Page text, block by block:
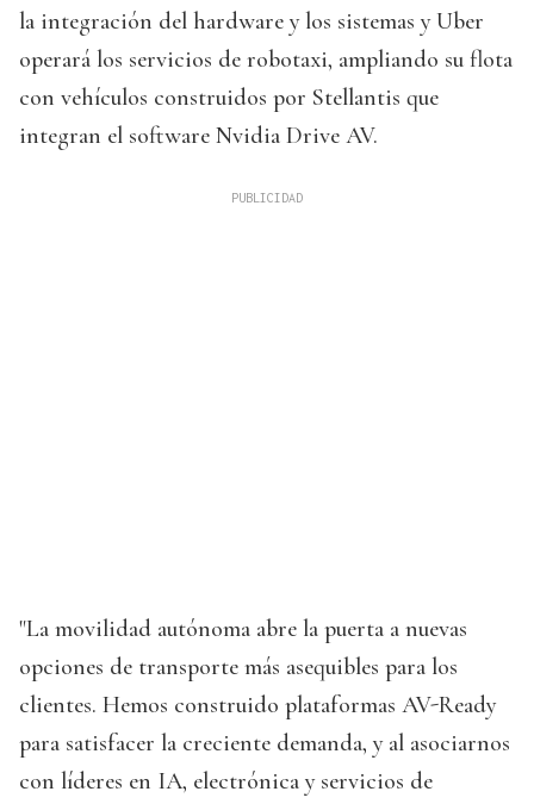
la integración del hardware y los sistemas y Uber
operará los servicios de robotaxi, ampliando su flota
con vehículos construidos por Stellantis que
integran el software Nvidia Drive AV.
"La movilidad autónoma abre la puerta a nuevas
opciones de transporte más asequibles para los
clientes. Hemos construido plataformas AV-Ready
para satisfacer la creciente demanda, y al asociarnos
con líderes en IA, electrónica y servicios de